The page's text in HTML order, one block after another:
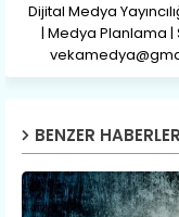
Dijital Medya
| Medya Planlama |
BENZER HABERLER